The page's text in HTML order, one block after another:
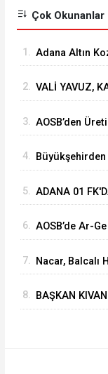
Çok Okunanlar
1. Adana Altın
2. VALİ YAVUZ,
3. ⁠AOSB’den
4.
5. ADANA 01
6. AOSB’de Ar-
7. Nacar,
8. BAŞKAN